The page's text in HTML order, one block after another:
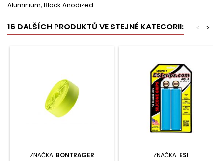
Aluminium, Black Anodized
16 DALŠÍCH PRODUKTŮ VE STEJNÉ KATEGORII: >
<
ZNAČKA: BONTRAGER ZNAČKA: ESI